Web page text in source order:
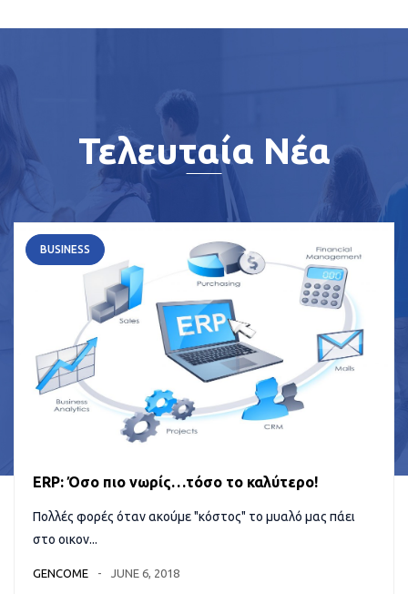
Τελευταία Νέα
BUSINESS
ERP: Όσο πιο νωρίς…τόσο το καλύτερο!
Πολλές φορές όταν ακούμε "κόστος" το μυαλό μας πάει
στο οικον...
GENCOME JUNE 6, 2018